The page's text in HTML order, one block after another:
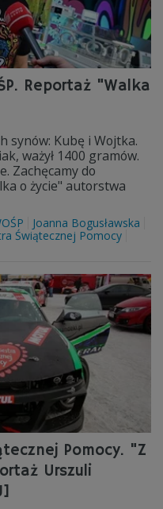
Reportaż "Walka
synów: Kubę i Wojtka.
ważył 1400 gramów.
Zachęcamy do
o życie" autorstwa
Joanna Bogusławska
Świątecznej Pomocy
Pomocy. "Z
Urszuli